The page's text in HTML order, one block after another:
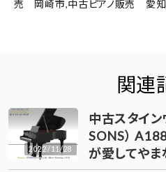
売 岡崎市,中古ピアノ販売 愛
関連
2022/11/28
中古スタイ
SONS）
が愛してや